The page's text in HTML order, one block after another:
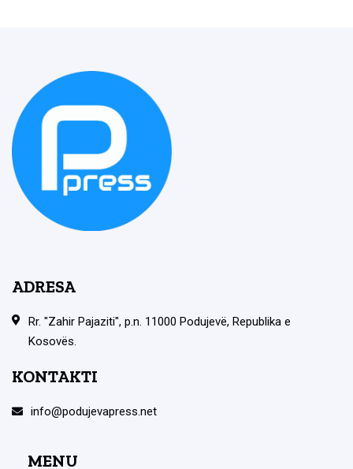
ADRESA
Rr. "Zahir Pajaziti", p.n. 11000 Podujevë, Republika e
Kosovës.
KONTAKTI
info@podujevapress.net
MENU